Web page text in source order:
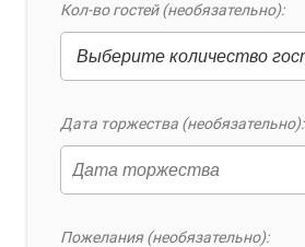
Кол-во гостей (необязательно):
Дата торжества (необязательно):
Пожелания (необязательно):